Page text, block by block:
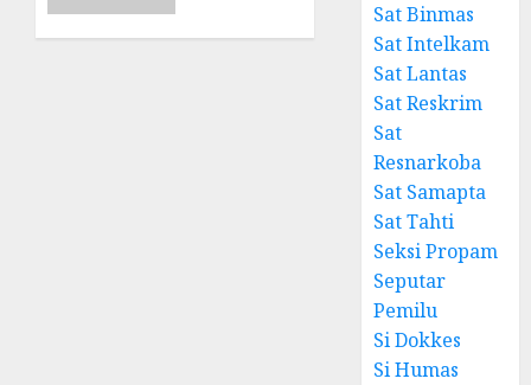
Sat Binmas
Sat Intelkam
Sat Lantas
Sat Reskrim
Sat
Resnarkoba
Sat Samapta
Sat Tahti
Seksi Propam
Seputar
Pemilu
Si Dokkes
Si Humas